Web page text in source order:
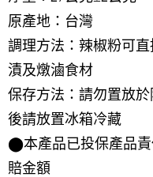
原產地：台灣
調理方法：辣椒粉可
漬及燉滷食材
保存方法：請勿置放
後請放置冰箱冷藏
⬤本產品已投保產品責
賠金額